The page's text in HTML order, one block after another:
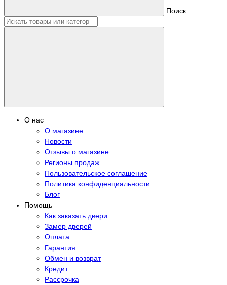
Поиск
О нас
О магазине
Новости
Отзывы о магазине
Регионы продаж
Пользовательское соглашение
Политика конфиденциальности
Блог
Помощь
Как заказать двери
Замер дверей
Оплата
Гарантия
Обмен и возврат
Кредит
Рассрочка